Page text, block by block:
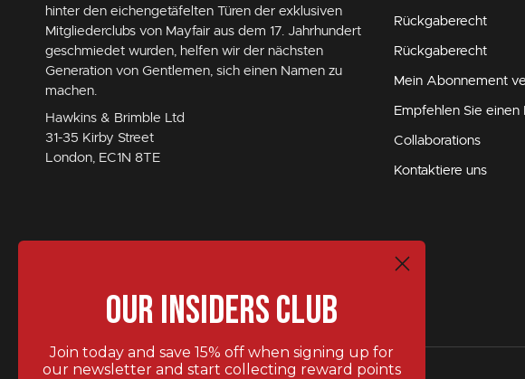
hinter den eichengetäfelten Türen der exklusiven
Mitgliederclubs von Mayfair aus dem 17. Jahrhundert
geschmiedet wurden, helfen wir der nächsten
Generation von Gentlemen, sich einen Namen zu
machen.
Hawkins & Brimble Ltd
31-35 Kirby Street
London, EC1N 8TE
Rückgaberecht
Rückgaberecht
Mein Abonnement
Empfehlen Sie einen
Collaborations
Kontaktiere uns
Our Insiders Club
Join today and save 15% off when signing up for
our newsletter and start collecting reward points